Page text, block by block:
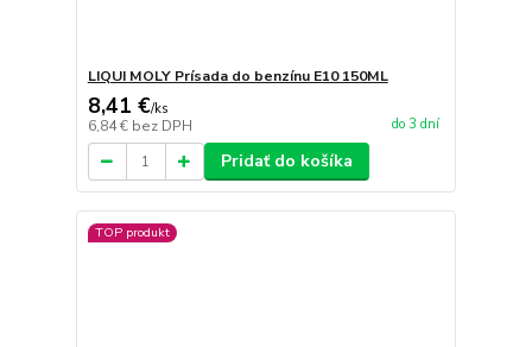
LIQUI MOLY Prísada do benzínu E10 150ML
8,41 €/ks
6,84 € bez DPH do 3 dní
Pridať do košíka
TOP produkt